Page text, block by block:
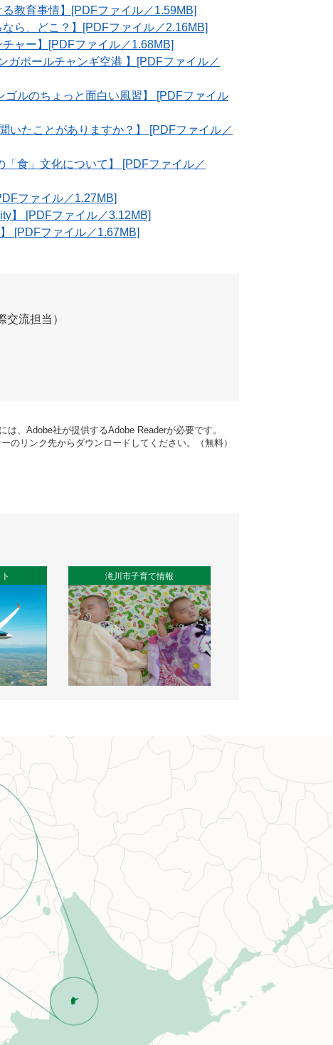
教育事情】[PDFファイル／1.59MB]
ら、どこ？】[PDFファイル／2.16MB]
ャー】[PDFファイル／1.68MB]
ポールチャンギ空港 】[PDFファイル／
ルのちょっと面白い風習】 [PDFファイル
いたことがありますか？】 [PDFファイル／
食」文化について】 [PDFファイル／
ファイル／1.27MB]
】 [PDFファイル／3.12MB]
[PDFファイル／1.67MB]
交流担当
、Adobe社が提供するAdobe Readerが必要です。
のリンク先からダウンロードしてください。（無料）
滝川市子育て情報